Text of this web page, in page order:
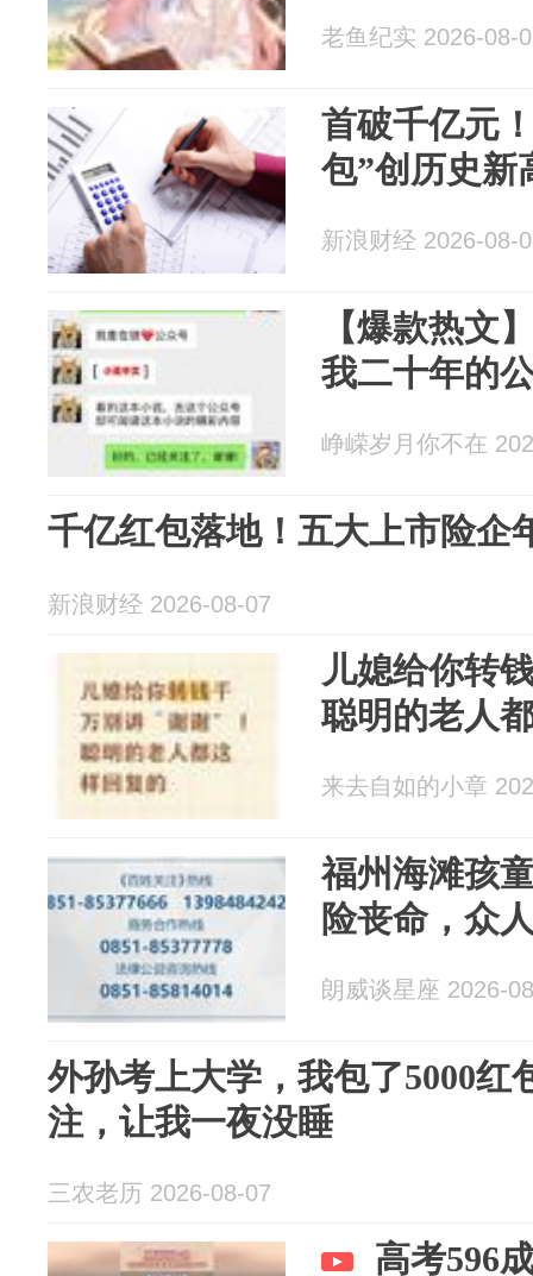
老鱼纪实 2026-08-
首破千亿元
包”创历史新
新浪财经 2026-08-
【爆款热文
我二十年的
峥嵘岁月你不在
千亿红包落地！五大上市险企
新浪财经 2026-08-07
儿媳给你转
聪明的老人
来去自如的小章
福州海滩孩
险丧命，众
朗威谈星座 2026-
外孙考上大学，我包了5000红
注，让我一夜没睡
三农老历 2026-08-07
高考596